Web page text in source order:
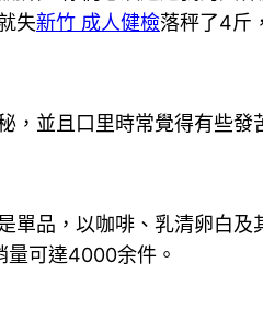
失新竹 成人健檢落秤了4斤
，並且口里時常覺得有些發
品，以咖啡、乳清卵白
量可達4000余件。